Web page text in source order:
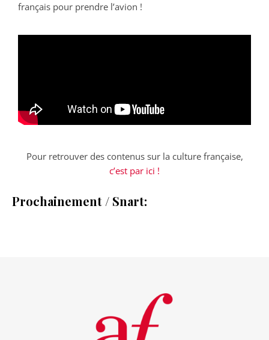
français pour prendre l’avion !
Pour retrouver des contenus sur la culture française,
c’est par ici !
Prochainement / Snart: